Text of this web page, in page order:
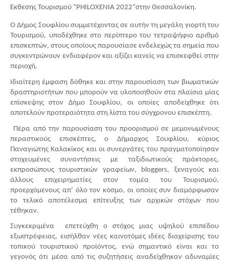
Έκθεσης Τουρισμού “PHILOXENIA 2022”στην Θεσσαλονίκη.
Ο Δήμος Σουφλίου συμμετέχοντας σε αυτήν τη μεγάλη γιορτή του
Τουρισμού, υποδέχθηκε στο περίπτερο του τετραψήφιο αριθμό
επισκεπτών, στους οποίους παρουσίασε ενδελεχώς τα σημεία που
συγκεντρώνουν ενδιαφέρον και αξίζει κανείς να επισκεφθεί στην
περιοχή.
Ιδιαίτερη έμφαση δόθηκε και στην παρουσίαση των βιωματικών
δραστηριοτήτων που μπορούν να υλοποιηθούν στα πλαίσια μίας
επίσκεψης στον Δήμο Σουφλίου, οι οποίες αποδείχθηκε ότι
αποτελούν προτεραιότητα στη λίστα του σύγχρονου επισκέπτη.
Πέρα από την παρουσίαση του προορισμού σε μεμονωμένους
περαστικούς επισκέπτες, ο Δήμαρχος Σουφλίου, κύριος
Παναγιώτης Καλακίκος και οι συνεργάτες του πραγματοποίησαν
στοχευμένες συναντήσεις με ταξιδιωτικούς πράκτορες,
εκπροσώπους τουριστικών γραφείων, bloggers, ξεναγούς και
άλλους επιχειρηματίες στον τομέα του Τουρισμού,
προερχόμενους απ’ όλο τον κόσμο, οι οποίες συν διαμόρφωσαν
το τελικό αποτέλεσμα επίτευξης των αρχικών στόχων που
τέθηκαν.
Συγκεκριμένα  επετεύχθη ο στόχος μιας υψηλού επιπέδου
εξωστρέφειας, εισήλθαν νέες καινοτόμες ιδέες διαχείρισης του
τοπικού τουριστικού προϊόντος, ενώ σημαντικό είναι και το
γεγονός ότι μέσα από τις συζητήσεις αναδείχθηκαν αδυναμίες